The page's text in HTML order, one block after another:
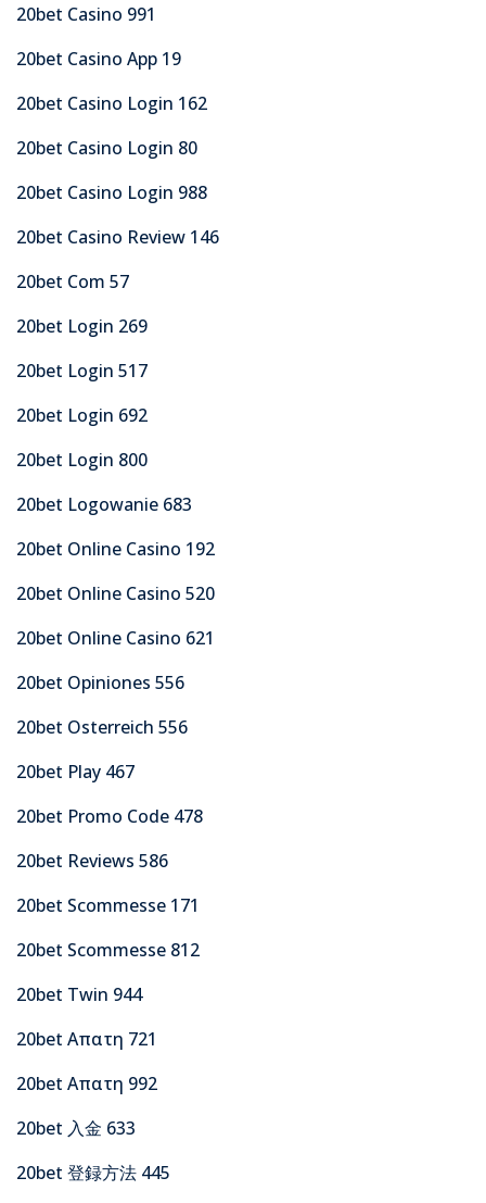
20bet Casino 991
20bet Casino App 19
20bet Casino Login 162
20bet Casino Login 80
20bet Casino Login 988
20bet Casino Review 146
20bet Com 57
20bet Login 269
20bet Login 517
20bet Login 692
20bet Login 800
20bet Logowanie 683
20bet Online Casino 192
20bet Online Casino 520
20bet Online Casino 621
20bet Opiniones 556
20bet Osterreich 556
20bet Play 467
20bet Promo Code 478
20bet Reviews 586
20bet Scommesse 171
20bet Scommesse 812
20bet Twin 944
20bet Απατη 721
20bet Απατη 992
20bet 入金 633
20bet 登録方法 445